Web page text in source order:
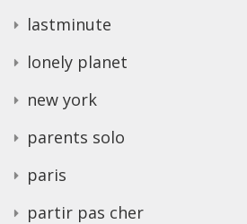
lastminute
lonely planet
new york
parents solo
paris
partir pas cher